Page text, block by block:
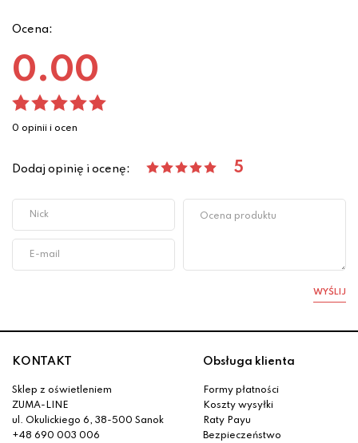
Ocena:
0.00
0 opinii i ocen
Dodaj opinię i ocenę: 5
WYŚLIJ
KONTAKT
Sklep z oświetleniem
ZUMA-LINE
ul. Okulickiego 6, 38-500 Sanok
+48 690 003 006
Obsługa klienta
Formy płatności
Koszty wysyłki
Raty Payu
Bezpieczeństwo